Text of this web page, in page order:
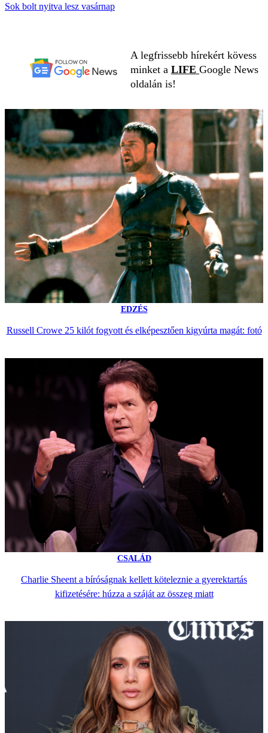
Sok bolt nyitva lesz vasárnap
A legfrissebb hírekért kövess
minket a LIFE Google News
oldalán is!
EDZÉS
Russell Crowe 25 kilót fogyott és elképesztően kigyúrta magát: fotó
CSALÁD
Charlie Sheent a bíróságnak kellett köteleznie a gyerektartás
kifizetésére: húzza a száját az összeg miatt